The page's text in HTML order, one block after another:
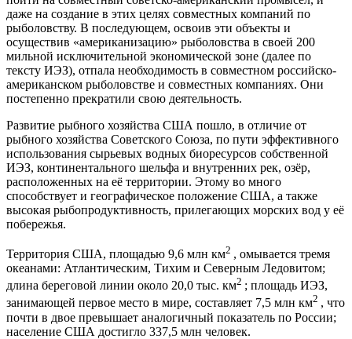
даже на создание в этих целях совместных компаний по
рыболовству. В последующем, освоив эти объекты и
осуществив «американизацию» рыболовства в своей 200
мильной исключительной экономической зоне (далее по
тексту ИЭЗ), отпала необходимость в совместном российско-
американском рыболовстве и совместных компаниях. Они
постепенно прекратили свою деятельность.
Развитие рыбного хозяйства США пошло, в отличие от
рыбного хозяйства Советского Союза, по пути эффективного
использования сырьевых водных биоресурсов собственной
ИЭЗ, континентального шельфа и внутренних рек, озёр,
расположенных на её территории. Этому во много
способствует и географическое положение США, а также
высокая рыбопродуктивность, прилегающих морских вод у её
побережья.
Территория США, площадью 9,6 млн км2 , омывается тремя
океанами: Атлантическим, Тихим и Северным Ледовитом;
длина береговой линии около 20,0 тыс. км2 ; площадь ИЭЗ,
занимающей первое место в мире, составляет 7,5 млн км2 , что
почти в двое превышает аналогичный показатель по России;
население США достигло 337,5 млн человек.